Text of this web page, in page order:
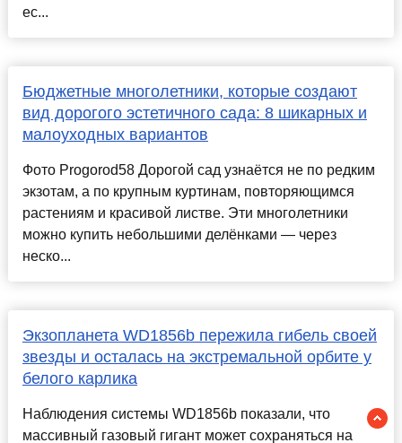
ес...
Бюджетные многолетники, которые создают
вид дорогого эстетичного сада: 8 шикарных и
малоуходных вариантов
Фото Progorod58 Дорогой сад узнаётся не по редким
экзотам, а по крупным куртинам, повторяющимся
растениям и красивой листве. Эти многолетники
можно купить небольшими делёнками — через
неско...
Экзопланета WD1856b пережила гибель своей
звезды и осталась на экстремальной орбите у
белого карлика
Наблюдения системы WD1856b показали, что
массивный газовый гигант может сохраняться на